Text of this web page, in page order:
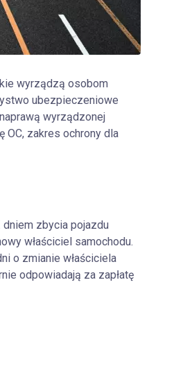
wyrządzą osobom
ubezpieczeniowe
wyrządzonej
OC, zakres ochrony dla
zbycia pojazdu
właściciel samochodu.
o zmianie właściciela
odpowiadają za zapłatę